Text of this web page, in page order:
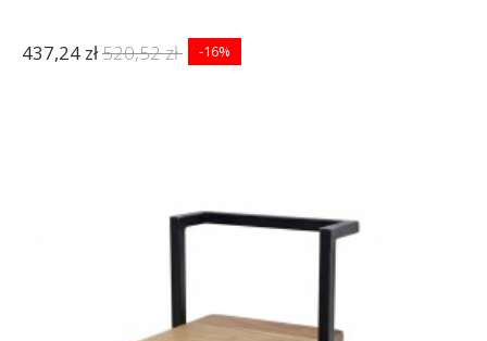
437,24 zł520,52 zł -16%